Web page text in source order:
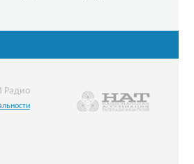
Радио